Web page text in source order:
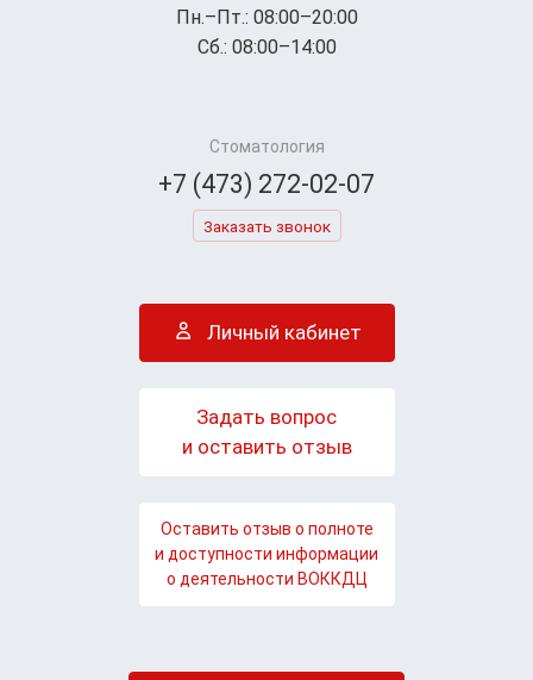
Пн.–Пт.: 08:00–20:00
Сб.: 08:00–14:00
Стоматология
+7 (473) 272-02-07
Заказать звонок
Личный кабинет
Задать вопрос
и оставить отзыв
Оставить отзыв о полноте
и доступности информации
о деятельности ВОККДЦ